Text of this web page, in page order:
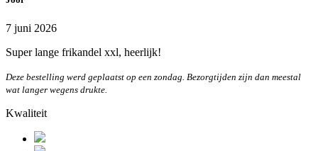
7 juni 2026
Super lange frikandel xxl, heerlijk!
Deze bestelling werd geplaatst op een zondag. Bezorgtijden zijn dan meestal
wat langer wegens drukte.
Kwaliteit